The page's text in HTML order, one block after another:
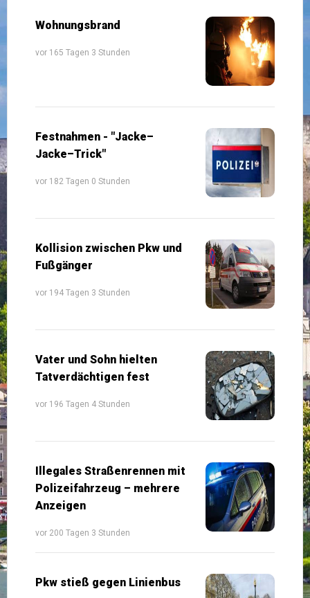
Wohnungsbrand
vor 165 Tagen 3 Stunden
Festnahmen - "Jacke–
Jacke–Trick"
vor 182 Tagen 0 Stunden
Kollision zwischen Pkw und
Fußgänger
vor 194 Tagen 3 Stunden
Vater und Sohn hielten
Tatverdächtigen fest
vor 196 Tagen 4 Stunden
Illegales Straßenrennen mit
Polizeifahrzeug – mehrere
Anzeigen
vor 200 Tagen 3 Stunden
Pkw stieß gegen Linienbus